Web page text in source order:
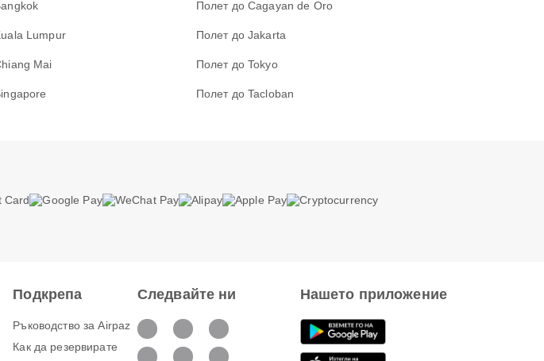
Полет до Cagayan de Oro
Lumpur Полет до Jakarta
Mai Полет до Tokyo
Полет до Tacloban
Подкрепа
Ръководство за Airpaz
Как да резервирате
Следвайте ни Нашето приложение